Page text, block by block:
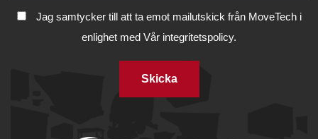
Jag samtycker till att ta emot mailutskick från MoveTech i
enlighet med Vår integritetspolicy.
Skicka